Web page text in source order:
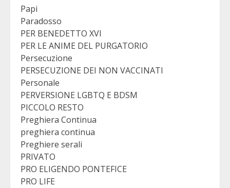
Papi
Paradosso
PER BENEDETTO XVI
PER LE ANIME DEL PURGATORIO
Persecuzione
PERSECUZIONE DEI NON VACCINATI
Personale
PERVERSIONE LGBTQ E BDSM
PICCOLO RESTO
Preghiera Continua
preghiera continua
Preghiere serali
PRIVATO
PRO ELIGENDO PONTEFICE
PRO LIFE